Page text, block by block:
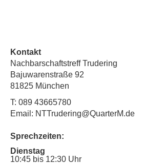
Kontakt
Nachbarschaftstreff Trudering
Bajuwarenstraße 92
81825 München
T: 089 43665780
Email: NTTrudering@QuarterM.de
Sprechzeiten:
Dienstag
10:45 bis 12:30 Uhr